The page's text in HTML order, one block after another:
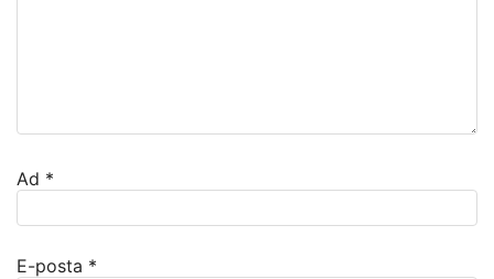
Ad *
E-posta *